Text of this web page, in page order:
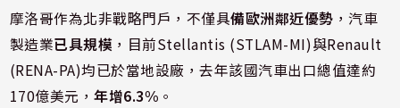
摩洛哥作為北非戰略門戶，不僅具備歐洲鄰近優勢 ，汽車
製造業已具規模 ，目前Stellantis (STLAM-MI)與Renault
(RENA-PA)均已於當地設廠，去年該國汽車出口總值達約
170億美元，年增6.3% 。